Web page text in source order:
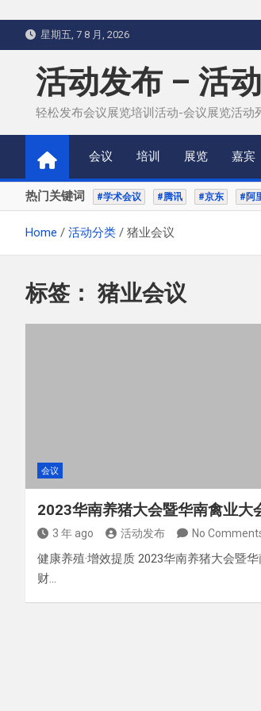
to
content
星期五, 7 8 月, 2026
活动发布 – 活
轻松发布会议展览培训活动-会议展览活动
会议 培训 展览 嘉宾
热门关键词 #学术会议 #腾讯 #京东 #阿
Home 活动分类 猪业会议
标签： 猪业会议
会议
2023华南养猪大会暨华南禽业大
3 年 ago 活动发布 No
健康养殖·增效提质 2023华南养猪大会暨
财…